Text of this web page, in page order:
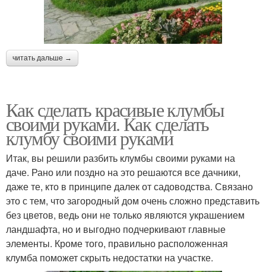
читать дальше →
Как сделать красивые клумбы
своими руками. Как сделать
клумбу своими руками
Итак, вы решили разбить клумбы своими руками на
даче. Рано или поздно на это решаются все дачники,
даже те, кто в принципе далек от садоводства. Связано
это с тем, что загородный дом очень сложно представить
без цветов, ведь они не только являются украшением
ландшафта, но и выгодно подчеркивают главные
элементы. Кроме того, правильно расположенная
клумба поможет скрыть недостатки на участке.